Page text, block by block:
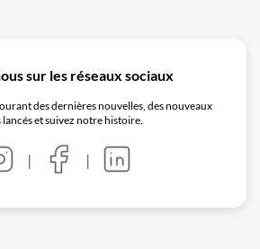
sur les réseaux sociaux
des dernières nouvelles, des nouveaux
et suivez notre histoire.
| |